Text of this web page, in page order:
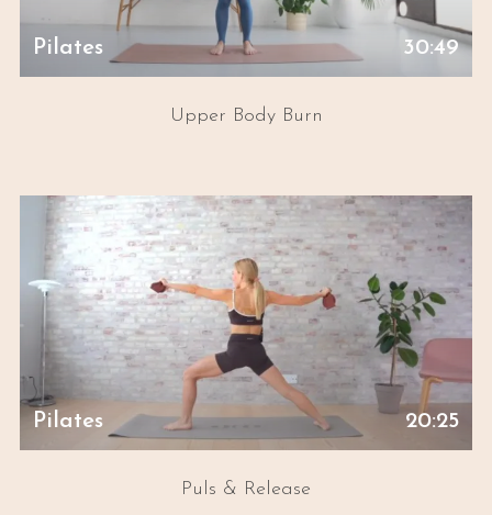
Pilates 30:49
Upper Body Burn
Pilates 20:25
Puls & Release